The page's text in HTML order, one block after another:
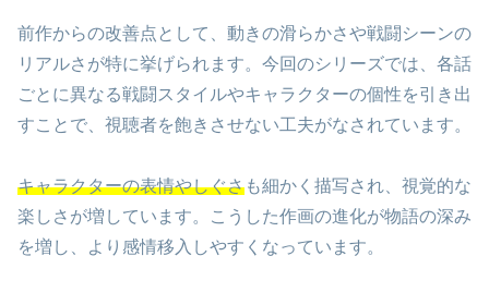
前作からの改善点として、動きの滑らかさや戦闘シーンの
リアルさが特に挙げられます。今回のシリーズでは、各話
ごとに異なる戦闘スタイルやキャラクターの個性を引き出
すことで、視聴者を飽きさせない工夫がなされています。
キャラクターの表情やしぐさも細かく描写され、視覚的な
楽しさが増しています。こうした作画の進化が物語の深み
を増し、より感情移入しやすくなっています。